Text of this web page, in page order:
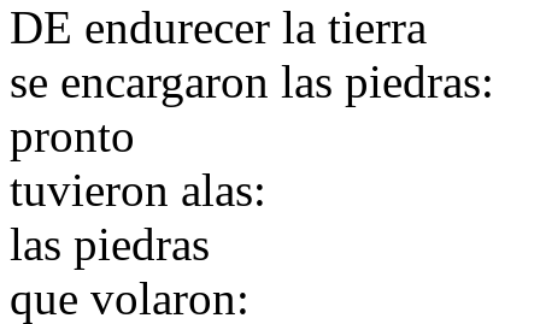
DE endurecer la tierra
se encargaron las piedras:
pronto
tuvieron alas:
las piedras
que volaron: